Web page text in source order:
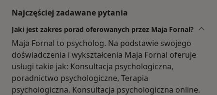
Najczęściej zadawane pytania
Jaki jest zakres porad oferowanych przez Maja Fornal?
Maja Fornal to psycholog. Na podstawie swojego
doświadczenia i wykształcenia Maja Fornal oferuje
usługi takie jak: Konsultacja psychologiczna,
poradnictwo psychologiczne, Terapia
psychologiczna, Konsultacja psychologiczna online.